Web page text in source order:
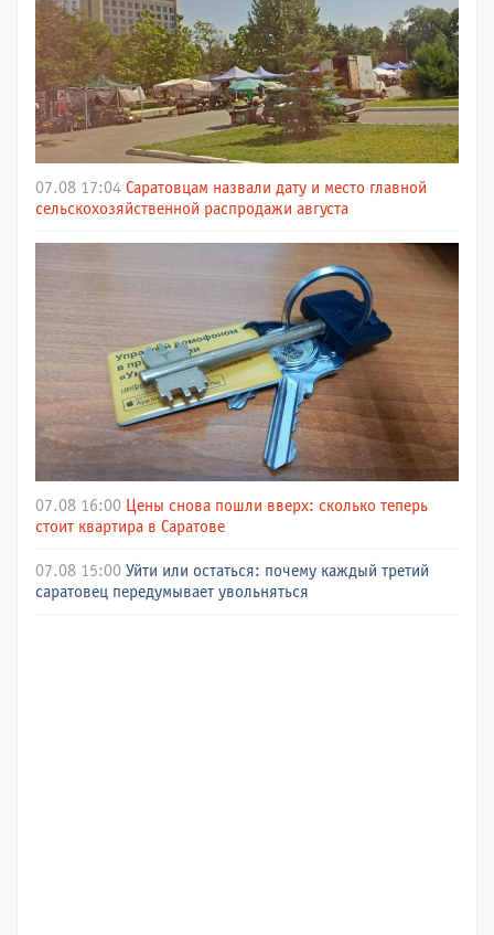
07.08 17:04 Саратовцам назвали дату и место главной
сельскохозяйственной распродажи августа
07.08 16:00 Цены снова пошли вверх: сколько теперь
стоит квартира в Саратове
07.08 15:00 Уйти или остаться: почему каждый третий
саратовец передумывает увольняться